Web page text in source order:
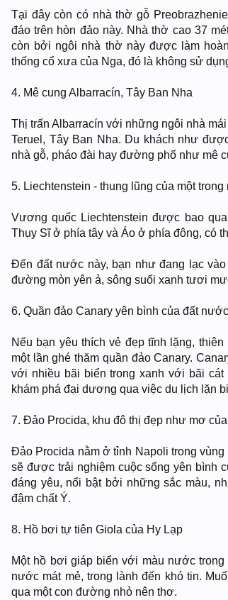
Tại đây còn có nhà thờ gỗ
đáo trên hòn đảo này. Nhà thờ cao 37
còn bởi ngôi nhà thờ này được làm
thống cổ xưa của Nga, đó là không sử
4. Mê cung Albarracín, Tây Ban Nha
Thị trấn Albarracín với những ngôi nhà
Teruel, Tây Ban Nha. Du khách như
nhà gỗ, pháo đài hay đường phố như mê
5. Liechtenstein - thung lũng của một
Vương quốc Liechtenstein được bao
Thụy Sĩ ở phía tây và Áo ở phía đông, có
Đến đất nước này, bạn như đang lạc
đường mòn yên ả, sông suối xanh tươi
6. Quần đảo Canary yên bình của đất
Nếu bạn yêu thích vẻ đẹp tĩnh lặng,
một lần ghé thăm quần đảo Canary.
với nhiều bãi biển trong xanh với bãi
khám phá đại dương qua việc du lịch lặn
7. Đảo Procida, khu đô thị đẹp như mơ
Đảo Procida nằm ở tỉnh Napoli trong
sẽ được trải nghiệm cuộc sống yên bình
đáng yêu, nổi bật bởi những sắc màu,
đậm chất Ý.
8. Hồ bơi tự tiên Giola của Hy Lạp
Một hồ bơi giáp biển với màu nước
nước mát mẻ, trong lành đến khó tin.
qua một con đường nhỏ nên thơ.